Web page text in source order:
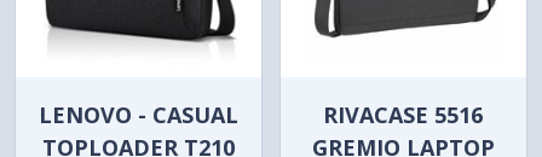
LENOVO - CASUAL
TOPLOADER T210
RIVACASE 5516
GREMIO LAPTOP